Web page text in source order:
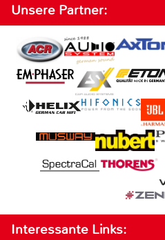
Unsere Partner:
Interessante Links: